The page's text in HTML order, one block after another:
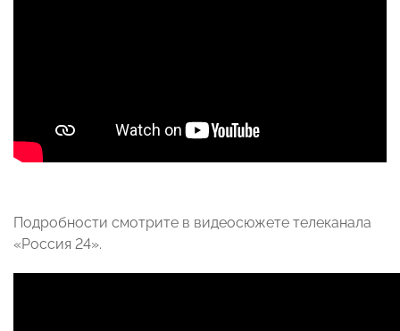
Подробности смотрите в видеосюжете телеканала
«Россия 24».